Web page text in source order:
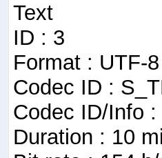
Text
ID : 3
Format : UTF-8
Codec ID :
Codec ID/Info
Duration : 10